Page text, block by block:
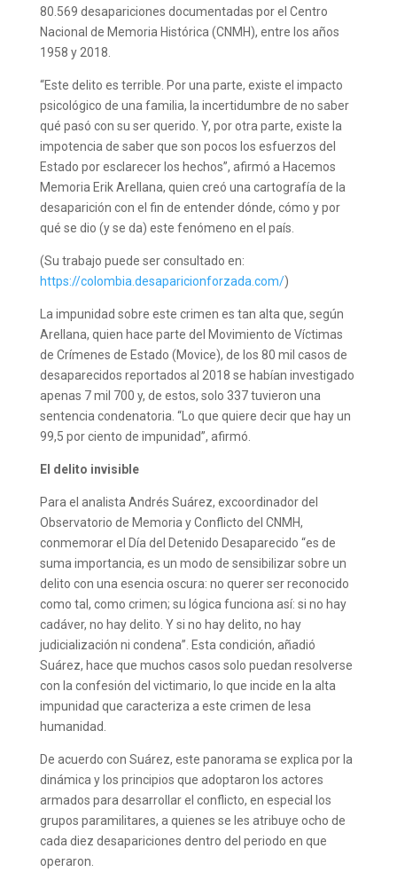
80.569 desapariciones documentadas por el Centro
Nacional de Memoria Histórica (CNMH), entre los años
1958 y 2018.
“Este delito es terrible. Por una parte, existe el impacto
psicológico de una familia, la incertidumbre de no saber
qué pasó con su ser querido. Y, por otra parte, existe la
impotencia de saber que son pocos los esfuerzos del
Estado por esclarecer los hechos”, afirmó a Hacemos
Memoria Erik Arellana, quien creó una cartografía de la
desaparición con el fin de entender dónde, cómo y por
qué se dio (y se da) este fenómeno en el país.
(Su trabajo puede ser consultado en:
https://colombia.desaparicionforzada.com/)
La impunidad sobre este crimen es tan alta que, según
Arellana, quien hace parte del Movimiento de Víctimas
de Crímenes de Estado (Movice), de los 80 mil casos de
desaparecidos reportados al 2018 se habían investigado
apenas 7 mil 700 y, de estos, solo 337 tuvieron una
sentencia condenatoria. “Lo que quiere decir que hay un
99,5 por ciento de impunidad”, afirmó.
El delito invisible
Para el analista Andrés Suárez, excoordinador del
Observatorio de Memoria y Conflicto del CNMH,
conmemorar el Día del Detenido Desaparecido “es de
suma importancia, es un modo de sensibilizar sobre un
delito con una esencia oscura: no querer ser reconocido
como tal, como crimen; su lógica funciona así: si no hay
cadáver, no hay delito. Y si no hay delito, no hay
judicialización ni condena”. Esta condición, añadió
Suárez, hace que muchos casos solo puedan resolverse
con la confesión del victimario, lo que incide en la alta
impunidad que caracteriza a este crimen de lesa
humanidad.
De acuerdo con Suárez, este panorama se explica por la
dinámica y los principios que adoptaron los actores
armados para desarrollar el conflicto, en especial los
grupos paramilitares, a quienes se les atribuye ocho de
cada diez desapariciones dentro del periodo en que
operaron.